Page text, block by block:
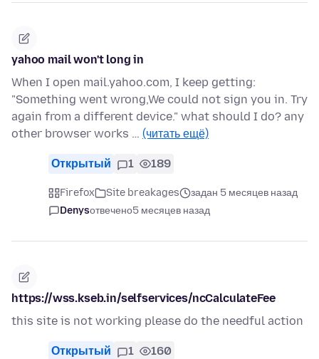
yahoo mail won't long in
When I open mail.yahoo.com, I keep getting:
"Something went wrong,We could not sign you in. Try
again from a different device." what should I do? any
other browser works … (читать ещё)
Открытый 1 189
Firefox Site breakages
задан 5 месяцев назад
Denysотвечено5 месяцев назад
https://wss.kseb.in/selfservices/ncCalculateFee
this site is not working please do the needful action
Открытый 1 160